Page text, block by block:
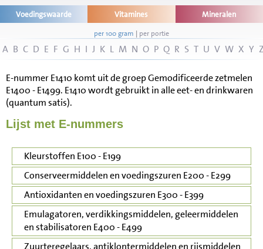
Disclaimer
Voedingswaarde Vitamines Mineralen
per 100 gram | per portie
A B C D E F G H I J K L M N O P Q R S T U V W X Y
E-nummer E1410 komt uit de groep Gemodificeerde zetmelen
E1400 - E1499. E1410 wordt gebruikt in alle eet- en drinkwaren
(quantum satis).
Lijst met E-nummers
Kleurstoffen E100 - E199
Conserveermiddelen en voedingszuren E200 - E299
Antioxidanten en voedingszuren E300 - E399
Emulagatoren, verdikkingsmiddelen, geleermiddelen
en stabilisatoren E400 - E499
Zuurteregelaars, antiklontermiddelen en rijsmiddelen